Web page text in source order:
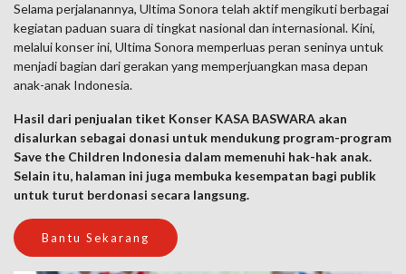
Selama perjalanannya, Ultima Sonora telah aktif mengikuti berbagai
kegiatan paduan suara di tingkat nasional dan internasional. Kini,
melalui konser ini, Ultima Sonora memperluas peran seninya untuk
menjadi bagian dari gerakan yang memperjuangkan masa depan
anak-anak Indonesia.
Hasil dari penjualan tiket Konser KASA BASWARA akan
disalurkan sebagai donasi untuk mendukung program-program
Save the Children Indonesia dalam memenuhi hak-hak anak.
Selain itu, halaman ini juga membuka kesempatan bagi publik
untuk turut berdonasi secara langsung.
Bantu Sekarang